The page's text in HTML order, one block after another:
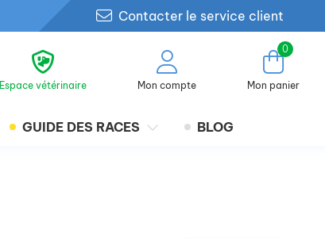
Contacter le service client
Espace vétérinaire Mon compte
0
Mon panier
GUIDE DES RACES BLOG